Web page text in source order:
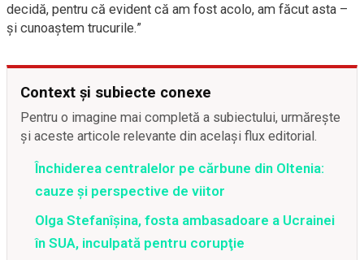
decidă, pentru că evident că am fost acolo, am făcut asta –
și cunoaștem trucurile.”
Context și subiecte conexe
Pentru o imagine mai completă a subiectului, urmărește
și aceste articole relevante din același flux editorial.
Închiderea centralelor pe cărbune din Oltenia:
cauze și perspective de viitor
Olga Stefanîşina, fosta ambasadoare a Ucrainei
în SUA, inculpată pentru corupţie